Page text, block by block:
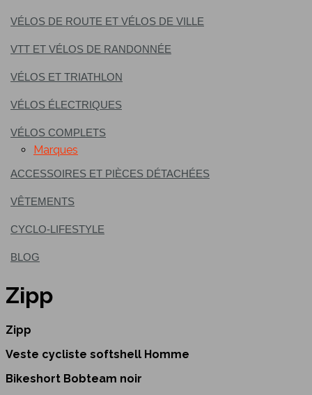
VÉLOS DE ROUTE ET VÉLOS DE VILLE
VTT ET VÉLOS DE RANDONNÉE
VÉLOS ET TRIATHLON
VÉLOS ÉLECTRIQUES
VÉLOS COMPLETS
Marques
ACCESSOIRES ET PIÈCES DÉTACHÉES
VÊTEMENTS
CYCLO-LIFESTYLE
BLOG
Zipp
Zipp
Veste cycliste softshell Homme
Bikeshort Bobteam noir